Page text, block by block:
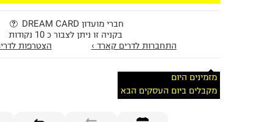
חברי מועדון DREAM CARD
בקניה זו ניתן לצבור כ 10 נקודות
התחברות לדרים קארד ›
הצטרפות
מזמינים היום
מקבלים ביום העסקים הבא